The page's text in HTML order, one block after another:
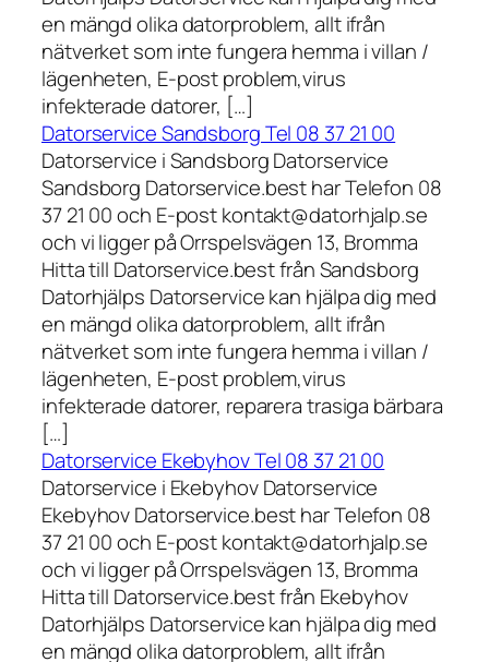
en mängd olika datorproblem, allt ifrån
nätverket som inte fungera hemma i villan /
lägenheten, E-post problem,virus
infekterade datorer, […]
Datorservice Sandsborg Tel 08 37 21 00
Datorservice i Sandsborg Datorservice
Sandsborg Datorservice.best har Telefon 08
37 21 00 och E-post kontakt@datorhjalp.se
och vi ligger på Orrspelsvägen 13, Bromma
Hitta till Datorservice.best från Sandsborg
Datorhjälps Datorservice kan hjälpa dig med
en mängd olika datorproblem, allt ifrån
nätverket som inte fungera hemma i villan /
lägenheten, E-post problem,virus
infekterade datorer, reparera trasiga bärbara
[…]
Datorservice Ekebyhov Tel 08 37 21 00
Datorservice i Ekebyhov Datorservice
Ekebyhov Datorservice.best har Telefon 08
37 21 00 och E-post kontakt@datorhjalp.se
och vi ligger på Orrspelsvägen 13, Bromma
Hitta till Datorservice.best från Ekebyhov
Datorhjälps Datorservice kan hjälpa dig med
en mängd olika datorproblem, allt ifrån